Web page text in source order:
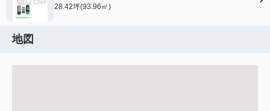
28.42坪(93.96㎡)
地図